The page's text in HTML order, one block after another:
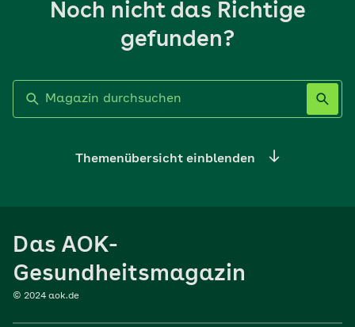
Noch nicht das Richtige
gefunden?
Themenübersicht einblenden
Sport
Das AOK-
Gesundheitsmagazin
© 2024 aok.de